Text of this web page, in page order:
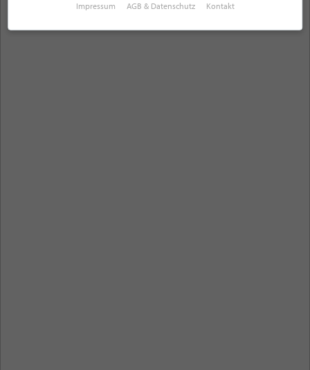
Impressum AGB & Datenschutz Kontakt